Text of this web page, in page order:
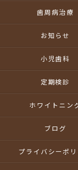
歯周病治療
お知らせ
小児歯科
定期検診
ホワイトニン
ブログ
プライバシーポ